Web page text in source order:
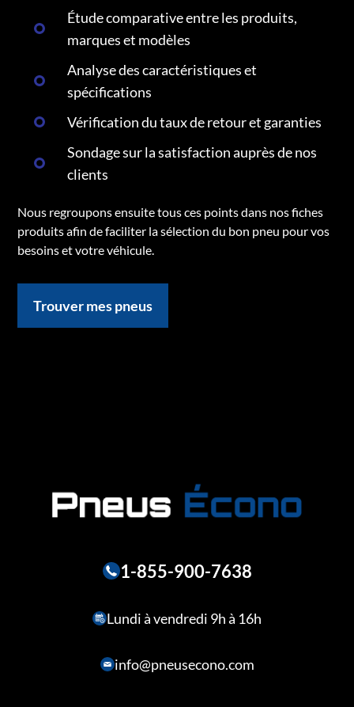
Étude comparative entre les produits,
marques et modèles
Analyse des caractéristiques et
spécifications
Vérification du taux de retour et garanties
Sondage sur la satisfaction auprès de nos
clients
Nous regroupons ensuite tous ces points dans nos fiches
produits afin de faciliter la sélection du bon pneu pour vos
besoins et votre véhicule.
Trouver mes pneus
1-855-900-7638
Lundi à vendredi 9h à 16h
info@pneusecono.com